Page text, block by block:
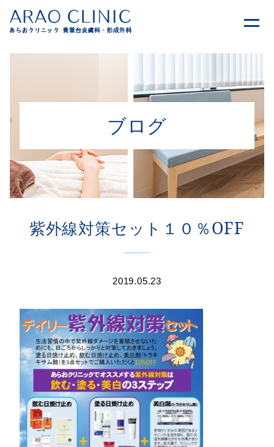
ブログ
紫外線対策セット１０％OFF
2019.05.23